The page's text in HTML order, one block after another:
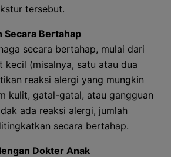
tersebut.
Secara Bertahap
secara bertahap, mulai dari
kecil (misalnya, satu atau dua
reaksi alergi yang mungkin
kulit, gatal-gatal, atau gangguan
ada reaksi alergi, jumlah
secara bertahap.
Dokter Anak